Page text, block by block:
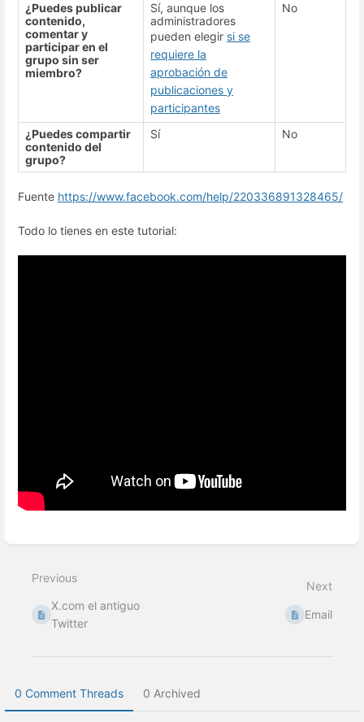
¿Puedes publicar
contenido,
comentar y
participar en el
grupo sin ser
miembro?
Sí, aunque los
administradores
pueden elegir si se
requiere la
aprobación de
publicaciones y
participantes
No
¿Puedes compartir
contenido del
grupo?
Sí No
Fuente https://www.facebook.com/help/220336891328465/
Todo lo tienes en este tutorial:
mode
Previous
X.com el antiguo
Twitter
Next
Email
0 Comment Threads 0 Archived